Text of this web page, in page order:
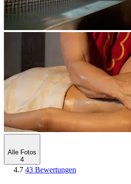
Alle Fotos
4
4.7 43 Bewertungen